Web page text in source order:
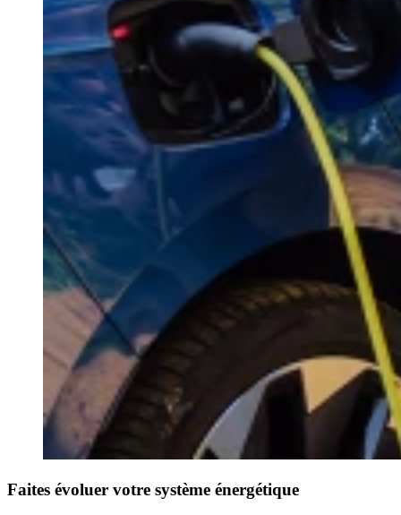
Faites évoluer votre système énergétique